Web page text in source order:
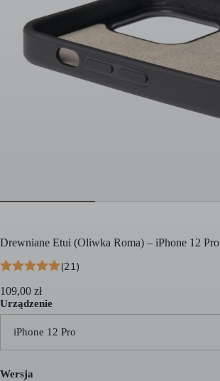
Drewniane Etui (Oliwka Roma) – iPhone 12 Pro
(21)
109,00 zł
Urządzenie
iPhone 12 Pro
Wersja